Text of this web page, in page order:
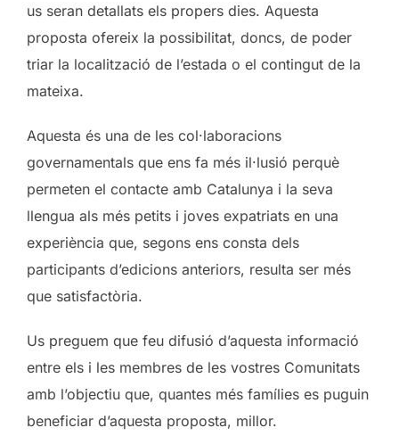
us seran detallats els propers dies. Aquesta
proposta ofereix la possibilitat, doncs, de poder
triar la localització de l’estada o el contingut de la
mateixa.
Aquesta és una de les col·laboracions
governamentals que ens fa més il·lusió perquè
permeten el contacte amb Catalunya i la seva
llengua als més petits i joves expatriats en una
experiència que, segons ens consta dels
participants d’edicions anteriors, resulta ser més
que satisfactòria.
Us preguem que feu difusió d’aquesta informació
entre els i les membres de les vostres Comunitats
amb l’objectiu que, quantes més famílies es puguin
beneficiar d’aquesta proposta, millor.